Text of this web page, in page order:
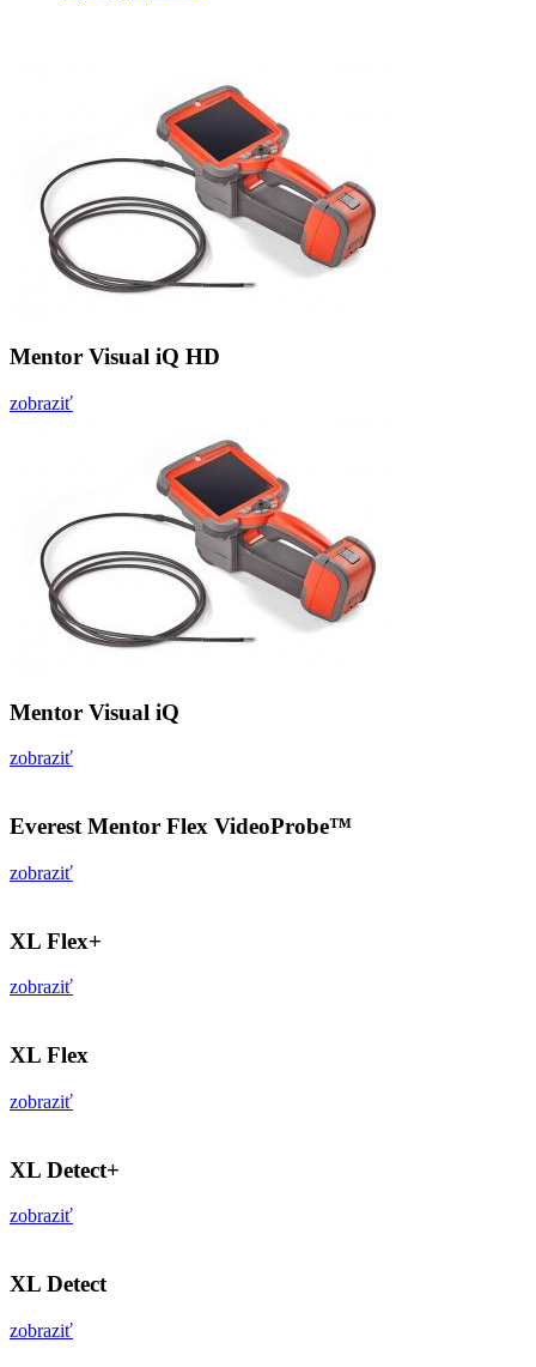
Mentor Visual iQ HD
zobraziť
Mentor Visual iQ
zobraziť
Everest Mentor Flex VideoProbe™
zobraziť
XL Flex+
zobraziť
XL Flex
zobraziť
XL Detect+
zobraziť
XL Detect
zobraziť